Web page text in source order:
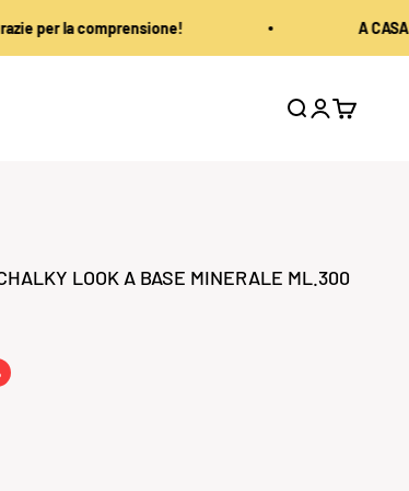
comprensione! A CASA TUA IN 48
Mostra il
Mostra
Mostra
LOOK A BASE MINERALE ML.300